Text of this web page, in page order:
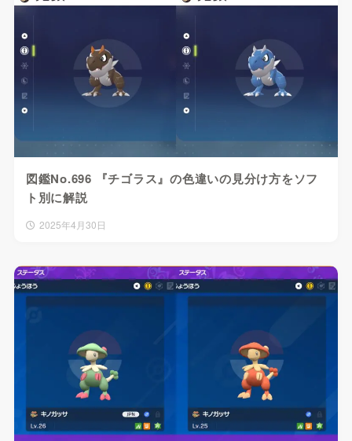
図鑑No.696 『チゴラス』の色違いの見分け方をソフ
ト別に解説
2025年4月30日